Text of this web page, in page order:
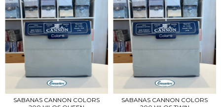
SABANAS CANNON COLORS
SABANAS CANNON COLORS